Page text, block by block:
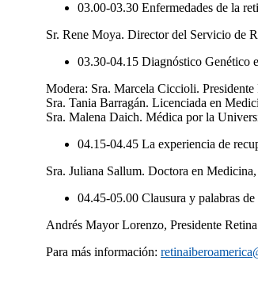
03.00-03.30 Enfermedades de la
Sr. Rene Moya. Director del Servicio de
03.30-04.15 Diagnóstico Genético
Modera: Sra. Marcela Ciccioli. Presidente
Sra. Tania Barragán. Licenciada en
Sra. Malena Daich. Médica por la
04.15-04.45 La experiencia de
Sra. Juliana Sallum. Doctora en
04.45-05.00 Clausura y palabras de
Andrés Mayor Lorenzo, Presidente
Para más información: